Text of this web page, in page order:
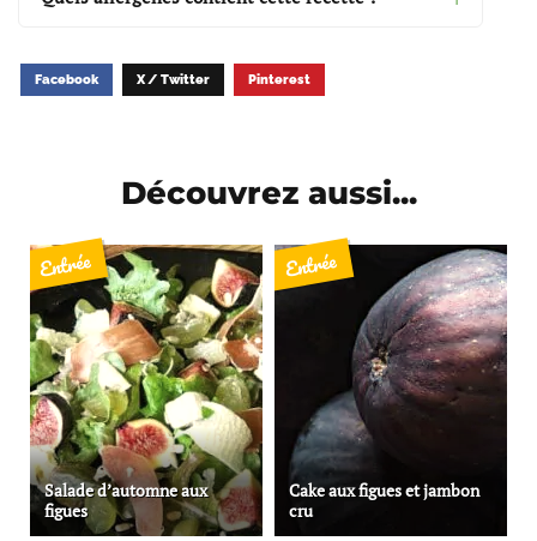
Facebook X / Twitter Pinterest
Découvrez aussi...
Entrée
Salade d’automne aux
figues
Entrée
Cake aux figues et jambon
cru